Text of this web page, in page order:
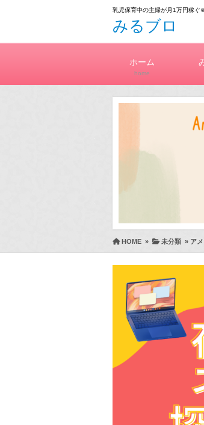
乳児保育中の主婦が月1万円稼ぐ
みるブロ
ホーム
home
HOME » 未分類 » ア